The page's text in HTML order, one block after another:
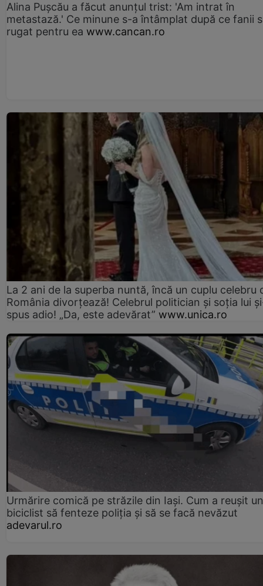
Alina Pușcău a făcut anunțul trist: 'Am intrat în
metastază.' Ce minune s-a întâmplat după ce fanii
rugat pentru ea www.cancan.ro
La 2 ani de la superba nuntă, încă un cuplu celebru
România divorțează! Celebrul politician și soția lui
spus adio! „Da, este adevărat” www.unica.ro
Urmărire comică pe străzile din Iași. Cum a reușit un
biciclist să fenteze poliția și să se facă nevăzut
adevarul.ro